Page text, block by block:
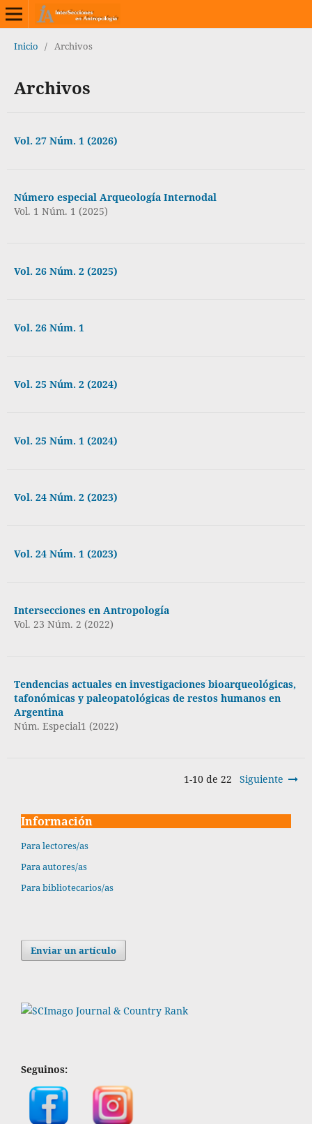
Inicio / Archivos
Archivos
Vol. 27 Núm. 1 (2026)
Número especial Arqueología Internodal
Vol. 1 Núm. 1 (2025)
Vol. 26 Núm. 2 (2025)
Vol. 26 Núm. 1
Vol. 25 Núm. 2 (2024)
Vol. 25 Núm. 1 (2024)
Vol. 24 Núm. 2 (2023)
Vol. 24 Núm. 1 (2023)
Intersecciones en Antropología
Vol. 23 Núm. 2 (2022)
Tendencias actuales en investigaciones bioarqueológicas,
tafonómicas y paleopatológicas de restos humanos en
Argentina
Núm. Especial1 (2022)
1-10 de 22 Siguiente
Información
Para lectores/as
Para autores/as
Para bibliotecarios/as
Enviar un artículo
Seguinos: